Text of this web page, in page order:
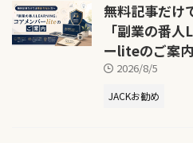
無料記事だけ
「副業の番
ーliteのご案内
2026/8/5
JACKお勧め